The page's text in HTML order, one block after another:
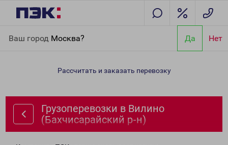
Ваш город Москва? Да Нет
(Бахчисарайский р-н)
Рассчитать и заказать перевозку
Грузоперевозки в Вилино
(Бахчисарайский р-н)